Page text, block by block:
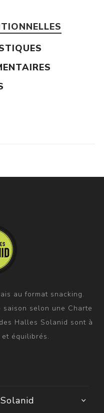
au format snacking.
selon une Charte
Halles Solanid sont à
équilibrés.